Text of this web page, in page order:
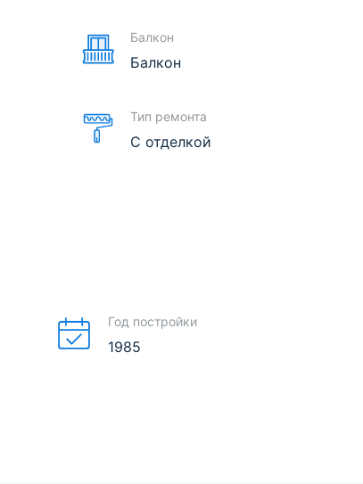
Балкон
Балкон
Тип ремонта
С отделкой
Год постройки
1985